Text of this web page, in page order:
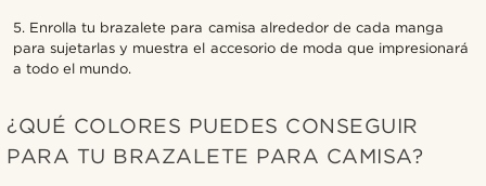
5. Enrolla tu brazalete para camisa alrededor de cada manga
para sujetarlas y muestra el accesorio de moda que impresionará
a todo el mundo.
¿QUÉ COLORES PUEDES CONSEGUIR
PARA TU BRAZALETE PARA CAMISA?